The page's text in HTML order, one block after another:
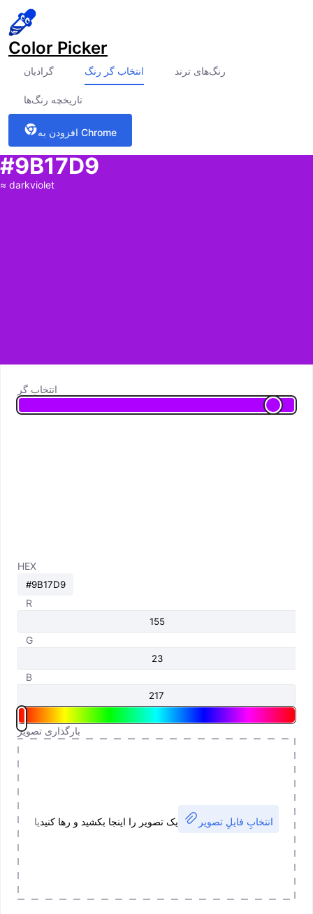
Color Picker
گرادیان انتخاب گر رنگ رنگ‌های ترند
تاریخچه رنگ‌ها
افزودن به Chrome
#9B17D9
≈ darkviolet
انتخاب گر
HEX
R
G
B
بارگذاری تصویر
یک تصویر را اینجا بکشید و رها کنیدیا انتخابِ فایلِ تصویر